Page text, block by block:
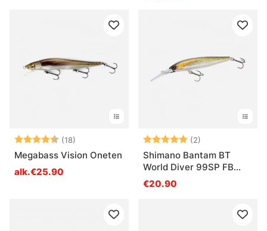
Arvio: (18)
4.6 5:sta tähdestä
Megabass Vision Oneten
alk.€25.90
Arvio: (2)
Shimano Bantam BT
World Diver 99SP FB
99mm 16g
€20.90